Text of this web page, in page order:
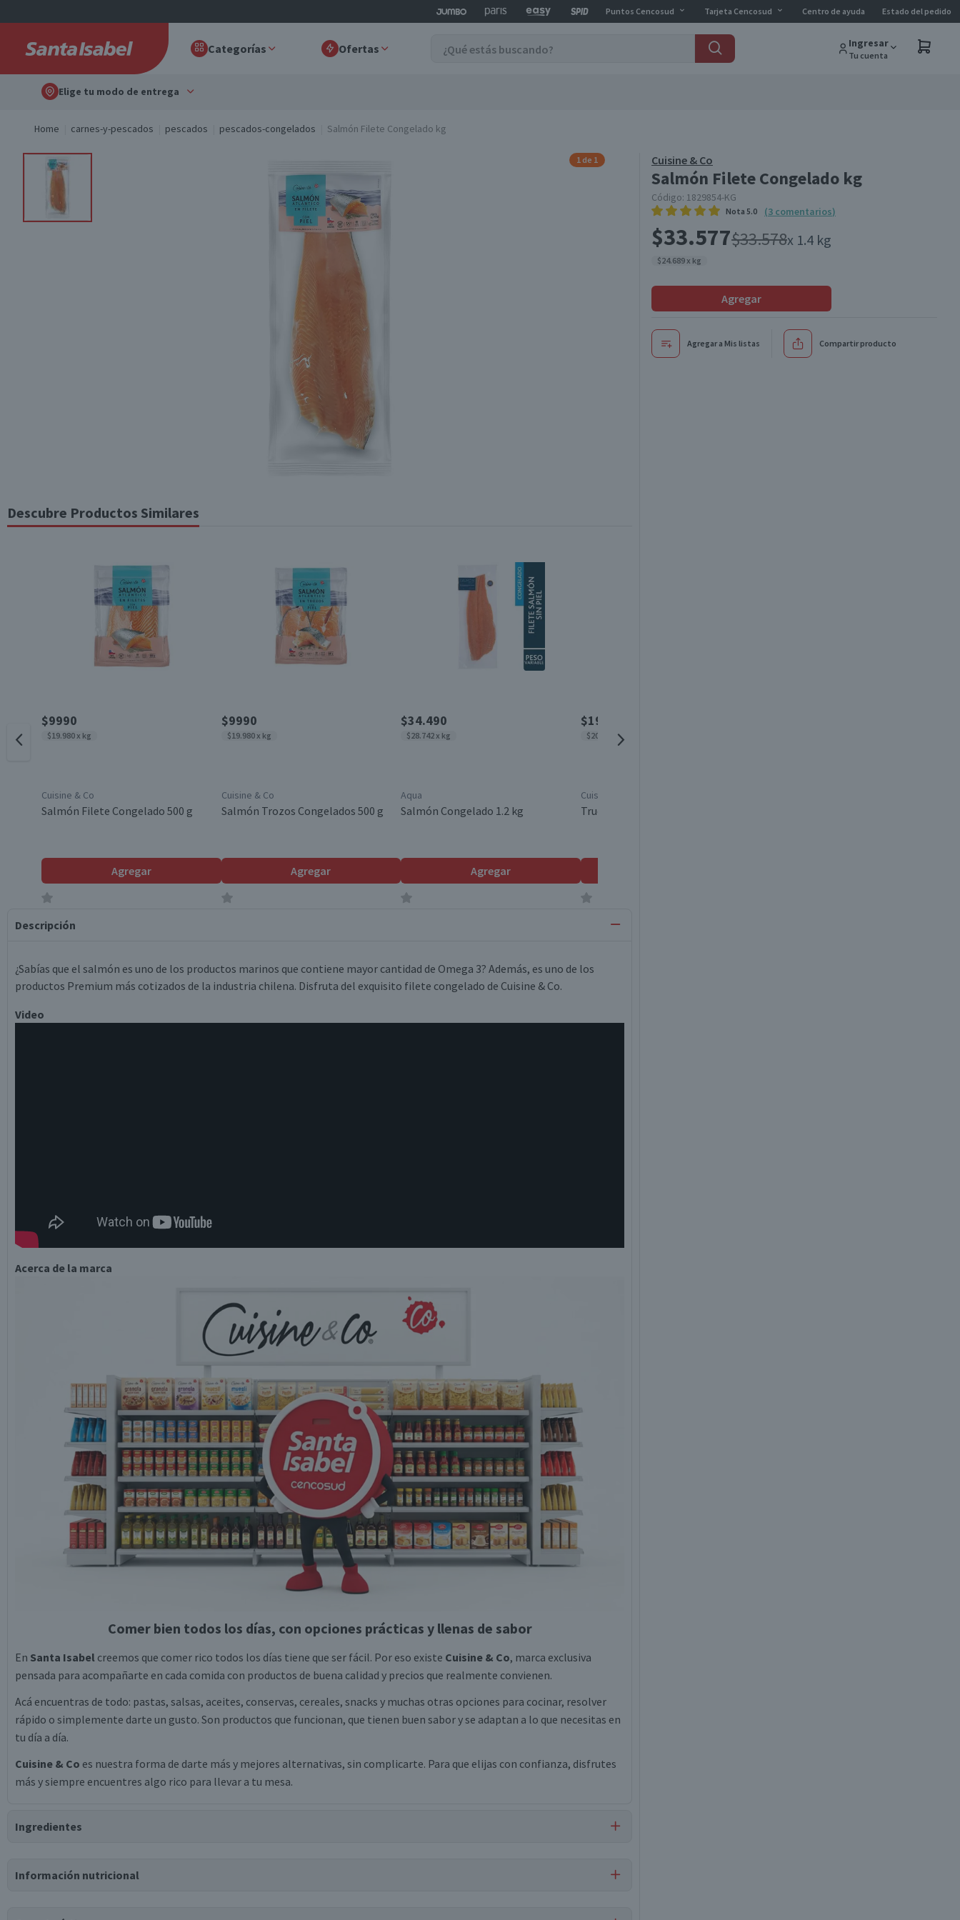
Puntos Cencosud Tarjeta Cencosud Centro de ayuda Estado del pedido
Categorías Ofertas Ingresar
Tu cuenta
Elige tu modo de entrega
Home carnes-y-pescados pescados pescados-congelados Salmón Filete Congelado kg
Cuisine & Co
Salmón Filete Congelado kg
Código: 1829854-KG
Nota 5.0 (3 comentarios)
$33.577$33.578x 1.4 kg
$24.689 x kg
Agregar
Agregar a Mis listas Compartir producto
1 de 1
Descubre Productos Similares
$9990
$19.980 x kg
Cuisine & Co
Salmón Filete Congelado 500 g
Agregar
$9990
$19.980 x kg
Cuisine & Co
Salmón Trozos Congelados 500 g
Agregar
$34.490
$28.742 x kg
Aqua
Salmón Congelado 1.2 kg
Agregar
$19.656
$20.690 x kg
Cuisine & Co
Trucha Filete Congelada kg
Descripción
¿Sabías que el salmón es uno de los productos marinos que contiene mayor cantidad de Omega 3? Además, es uno de los
productos Premium más cotizados de la industria chilena. Disfruta del exquisito filete congelado de Cuisine & Co.
Video
Acerca de la marca
Comer bien todos los días, con opciones prácticas y llenas de sabor
En Santa Isabel creemos que comer rico todos los días tiene que ser fácil. Por eso existe Cuisine & Co, marca exclusiva
pensada para acompañarte en cada comida con productos de buena calidad y precios que realmente convienen.
Acá encuentras de todo: pastas, salsas, aceites, conservas, cereales, snacks y muchas otras opciones para cocinar, resolver
rápido o simplemente darte un gusto. Son productos que funcionan, que tienen buen sabor y se adaptan a lo que necesitas en
tu día a día.
Cuisine & Co es nuestra forma de darte más y mejores alternativas, sin complicarte. Para que elijas con confianza, disfrutes
más y siempre encuentres algo rico para llevar a tu mesa.
Ingredientes
Información nutricional
Tabla nutricional